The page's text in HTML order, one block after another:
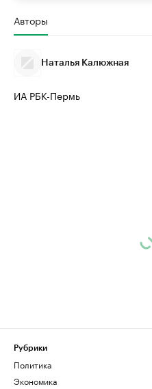
Авторы
Наталья Калюжная
ИА РБК-Пермь
Рубрики
Политика
Экономика